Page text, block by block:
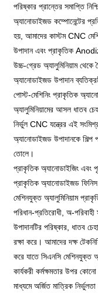
পরিষ্কার প্রান্তের সমাপ্তি
অ্যানোডাইজড কম্পোনেন্টের
হয়, আমাদের কাস্টম CNC
উপাদান এবং প্রাকৃতিক
উচ্চ-গ্রেড অ্যালুমিনিয়াম থেকে
অ্যানোডাইজড উপাদান
পোস্ট-মেশিনিং প্রাকৃতিক
অ্যালুমিনিয়ামের আসল ধাতব
নির্ভুল CNC যন্ত্রের এই
অ্যানোডাইজড উপাদানকে শিল্প
তোলে।
প্রাকৃতিক অ্যানোডাইজিং এবং
প্রাকৃতিক অ্যানোডাইজড
মেশিনযুক্ত অ্যালুমিনিয়াম
পরিধান-প্রতিরোধী, অ-
উপাদানটির পরিষ্কার, ধাতব
রক্ষা করে। আমাদের দক্ষ
করে যাতে সিএনসি মেশিনযুক্ত
কার্যকরী কর্মক্ষমতার উপর
মাধ্যমে অর্জিত মাত্রিক